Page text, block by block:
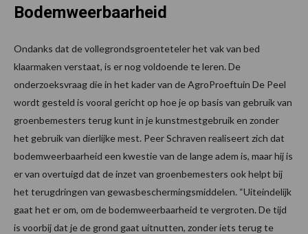
Bodemweerbaarheid
Ondanks dat de vollegrondsgroenteteler het vak van bed
klaarmaken verstaat, is er nog voldoende te leren. De
onderzoeksvraag die in het kader van de AgroProeftuin De Peel
wordt gesteld is vooral gericht op hoe je op basis van gebruik van
groenbemesters terug kunt in je kunstmestgebruik en zonder
het gebruik van dierlijke mest. Peer Schraven realiseert zich dat
bodemweerbaarheid een kwestie van de lange adem is, maar hij is
er van overtuigd dat de inzet van groenbemesters ook helpt bij
het terugdringen van gewasbeschermingsmiddelen. “Uiteindelijk
gaat het er om, om de bodemweerbaarheid te vergroten. De tijd
is voorbij dat je de grond gaat uitnutten, zonder iets terug te